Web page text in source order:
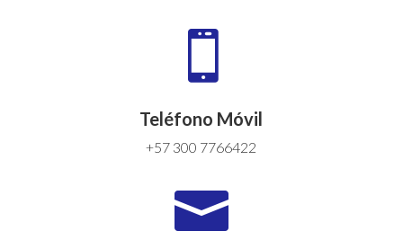

Teléfono Móvil
+57 300 7766422
